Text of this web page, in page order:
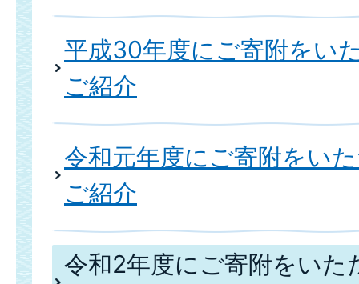
平成30年度にご寄附をい
ご紹介
令和元年度にご寄附をい
ご紹介
令和2年度にご寄附をいた